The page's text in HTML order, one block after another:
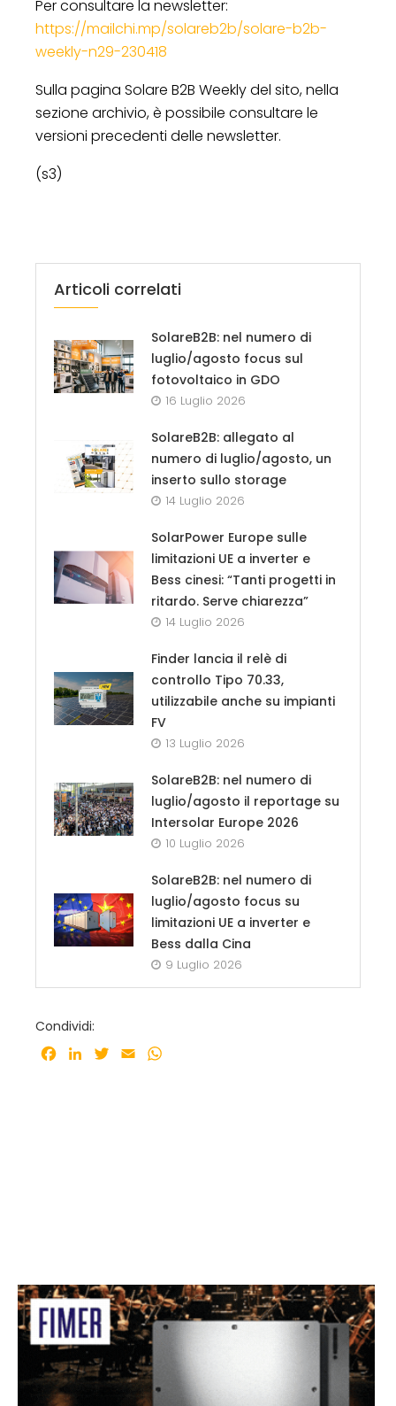
Per consultare la newsletter:
https://mailchi.mp/solareb2b/solare-b2b-
weekly-n29-230418
Sulla pagina Solare B2B Weekly del sito, nella
sezione archivio, è possibile consultare le
versioni precedenti delle newsletter.
(s3)
Articoli correlati
SolareB2B: nel numero di
luglio/agosto focus sul
fotovoltaico in GDO
16 Luglio 2026
SolareB2B: allegato al
numero di luglio/agosto, un
inserto sullo storage
14 Luglio 2026
SolarPower Europe sulle
limitazioni UE a inverter e
Bess cinesi: “Tanti progetti in
ritardo. Serve chiarezza”
14 Luglio 2026
Finder lancia il relè di
controllo Tipo 70.33,
utilizzabile anche su impianti
FV
13 Luglio 2026
SolareB2B: nel numero di
luglio/agosto il reportage su
Intersolar Europe 2026
10 Luglio 2026
SolareB2B: nel numero di
luglio/agosto focus su
limitazioni UE a inverter e
Bess dalla Cina
9 Luglio 2026
Condividi:
Facebook
LinkedInTwitter
Email